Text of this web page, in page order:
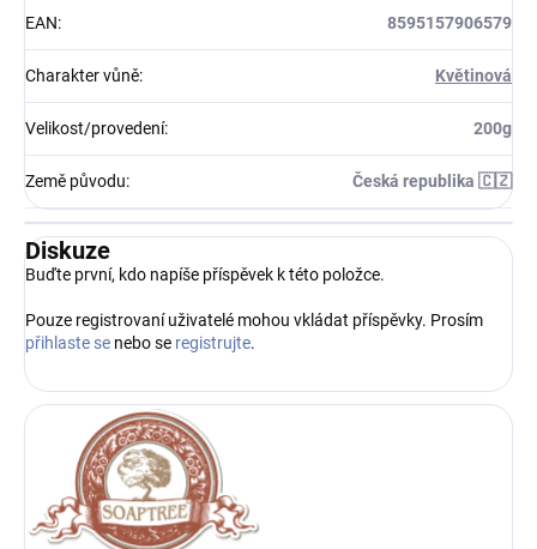
EAN: 8595157906579
Charakter vůně: Květinová
Velikost/provedení: 200g
Země původu: Česká republika 🇨🇿
Diskuze
Buďte první, kdo napíše příspěvek k této položce.
Pouze registrovaní uživatelé mohou vkládat příspěvky. Prosím
přihlaste se nebo se registrujte.